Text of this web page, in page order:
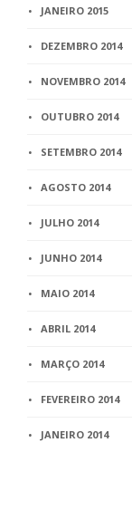
JANEIRO 2015
DEZEMBRO 2014
NOVEMBRO 2014
OUTUBRO 2014
SETEMBRO 2014
AGOSTO 2014
JULHO 2014
JUNHO 2014
MAIO 2014
ABRIL 2014
MARÇO 2014
FEVEREIRO 2014
JANEIRO 2014